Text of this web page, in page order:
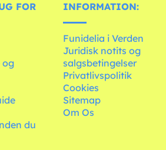
FOR
og
du
INFORMATION:
Funidelia i Verden
Juridisk notits og
salgsbetingelser
Privatlivspolitik
Cookies
Sitemap
Om Os